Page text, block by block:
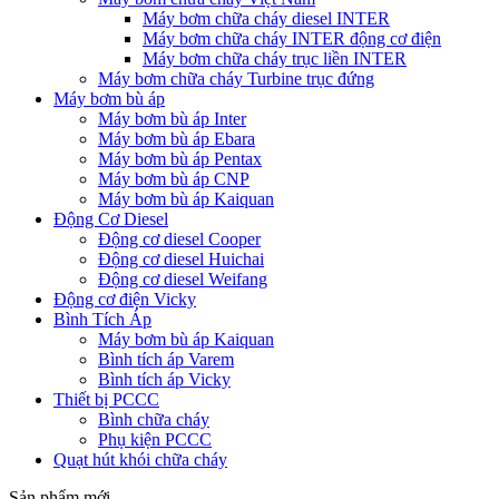
Máy bơm chữa cháy diesel INTER
Máy bơm chữa cháy INTER động cơ điện
Máy bơm chữa cháy trục liền INTER
Máy bơm chữa cháy Turbine trục đứng
Máy bơm bù áp
Máy bơm bù áp Inter
Máy bơm bù áp Ebara
Máy bơm bù áp Pentax
Máy bơm bù áp CNP
Máy bơm bù áp Kaiquan
Động Cơ Diesel
Động cơ diesel Cooper
Động cơ diesel Huichai
Động cơ diesel Weifang
Động cơ điện Vicky
Bình Tích Áp
Máy bơm bù áp Kaiquan
Bình tích áp Varem
Bình tích áp Vicky
Thiết bị PCCC
Bình chữa cháy
Phụ kiện PCCC
Quạt hút khói chữa cháy